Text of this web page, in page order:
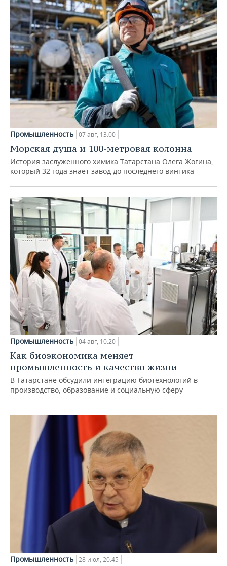
Промышленность 07 авг, 13:00
Морская душа и 100-метровая колонна
История заслуженного химика Татарстана Олега Жогина,
который 32 года знает завод до последнего винтика
Промышленность 04 авг, 10:20
Как биоэкономика меняет
промышленность и качество жизни
В Татарстане обсудили интеграцию биотехнологий в
производство, образование и социальную сферу
Промышленность 28 июл, 20:45